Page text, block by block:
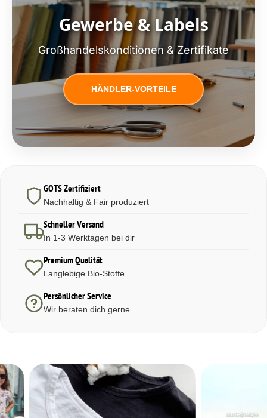
Gewerbe & Labels
Großhandelskonditionen & Zertifikate
HÄNDLER-VORTEILE
GOTS Zertifiziert
Nachhaltig & Fair produziert
Schneller Versand
In 1-3 Werktagen bei dir
Premium Qualität
Langlebige Bio-Stoffe
Persönlicher Service
Wir beraten dich gerne